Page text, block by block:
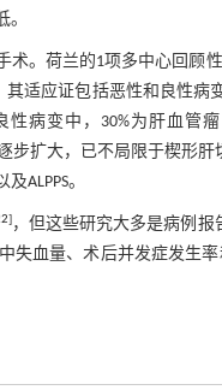
。荷兰的1项多中心回顾
其适应证包括恶性和良性病
病变中，30%为肝血管瘤
步扩大，已不局限于楔形
ALPPS。
]，但这些研究大多是病例报
血量、术后并发症发生